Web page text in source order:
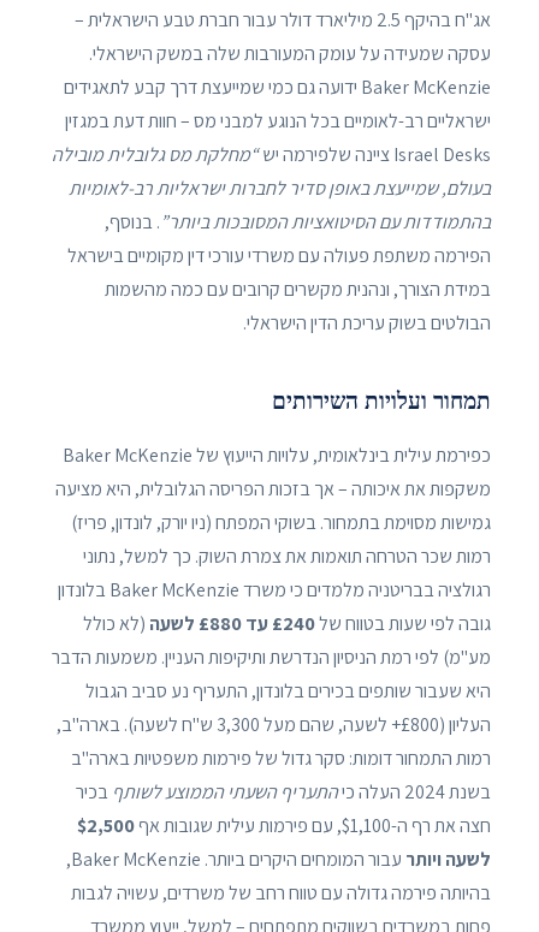
אג"ח בהיקף 2.5 מיליארד דולר עבור חברת טבע הישראלית –
עסקה שמעידה על עומק המעורבות שלה במשק הישראלי.
Baker McKenzie ידועה גם כמי שמייעצת דרך קבע לתאגידים
ישראליים רב-לאומיים בכל הנוגע למבני מס – חוות דעת במגזין
Israel Desks ציינה שלפירמה יש
“מחלקת מס גלובלית מובילה
בעולם, שמייעצת באופן סדיר לחברות ישראליות רב-לאומיות
בהתמודדות עם הסיטואציות המסובכות ביותר”. בנוסף,
הפירמה משתפת פעולה עם משרדי עורכי דין מקומיים בישראל
במידת הצורך, ונהנית מקשרים קרובים עם כמה מהשמות
הבולטים בשוק עריכת הדין הישראלי.
תמחור ועלויות השירותים
כפירמת עילית בינלאומית, עלויות הייעוץ של Baker McKenzie
משקפות את איכותה – אך בזכות הפריסה הגלובלית, היא מציעה
גמישות מסוימת בתמחור. בשוקי המפתח (ניו יורק, לונדון, פריז)
רמות שכר הטרחה תואמות את צמרת השוק. כך למשל, נתוני
רגולציה בבריטניה מלמדים כי משרד Baker McKenzie בלונדון
גובה לפי שעות בטווח של£240 עד £880 לשעה
(לא כולל
מע"מ) לפי רמת הניסיון הנדרשת ותיקיפות העניין. משמעות הדבר
היא שעבור שותפים בכירים בלונדון, התעריף נע סביב הגבול
העליון (£800+ לשעה, שהם מעל 3,300 ש"ח לשעה). בארה"ב,
רמות התמחור דומות: סקר גדול של פירמות משפטיות בארה"ב
בשנת 2024 העלה כי
התעריף השעתי הממוצע לשותף בכיר
חצה את רף ה-$1,100, עם פירמות עילית שגובות אף
$2,500
לשעה ויותר
עבור המומחים היקרים ביותר. Baker McKenzie,
בהיותה פירמה גדולה עם טווח רחב של משרדים, עשויה לגבות
פחות במשרדים בשווקים מתפתחים – למשל, ייעוץ ממשרד